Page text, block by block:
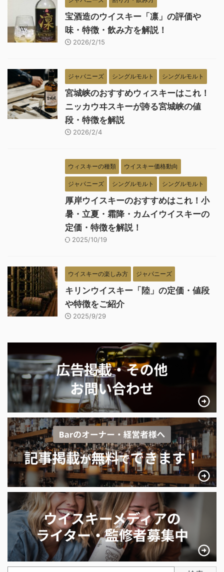
宝酒造のウイスキー「凛」の評価や
味・特徴・飲み方を解説！
2026/2/15
ジャパニーズ シングルモルト シングルモルト
宮城峡のおすすめウィスキーはこれ！
ニッカウヰスキーが誇る宮城峡の値
段・特徴を解説
2026/2/4
ウィスキーの種類 ウイスキー価格動向
ジャパニーズ シングルモルト シングルモルト
厚岸ウイスキーのおすすめはこれ！小
暑・立夏・霜降・カムイウイスキーの
定価・特徴を解説！
2025/10/19
ウイスキーの楽しみ方 ジャパニーズ
キリンウイスキー「陸」の定価・値段
や特徴をご紹介
2025/9/29